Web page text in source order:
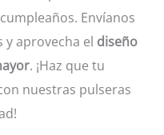
Envíanos
aprovecha el diseño
. ¡Haz que tu
nuestras pulseras